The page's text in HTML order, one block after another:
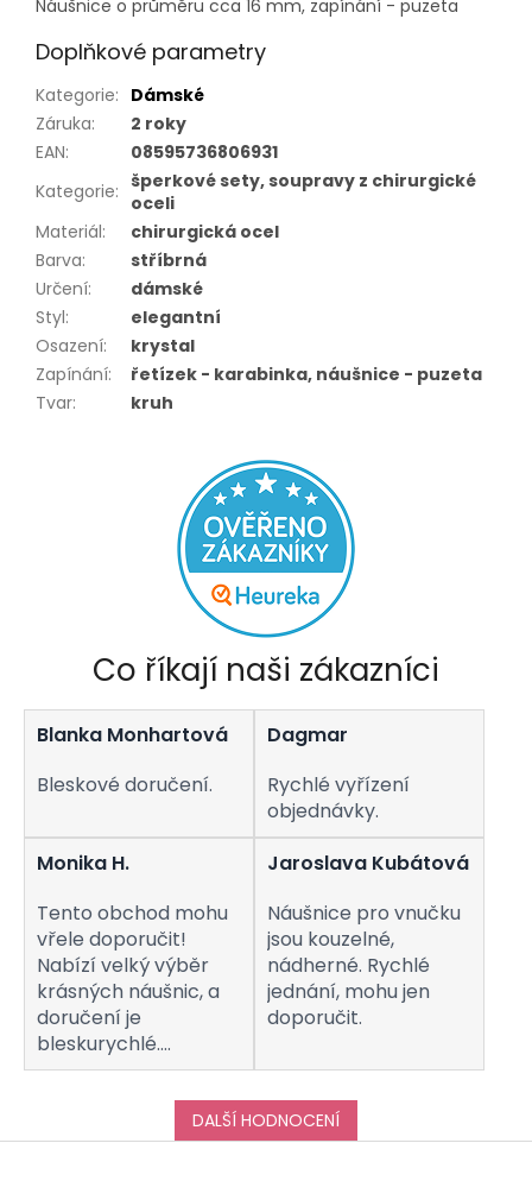
Náušnice o průměru cca 16 mm, zapínání - puzeta
Doplňkové parametry
Kategorie: Dámské
Záruka:
2 roky
EAN:
08595736806931
Kategorie: šperkové sety, soupravy z chirurgické
oceli
Materiál:
chirurgická ocel
Barva:
stříbrná
Určení:
dámské
Styl:
elegantní
Osazení:
krystal
Zapínání:
řetízek - karabinka, náušnice - puzeta
Tvar: kruh
Co říkají naši zákazníci
Blanka Monhartová
Bleskové doručení.
Dagmar
Rychlé vyřízení
objednávky.
Monika H.
Tento obchod mohu
vřele doporučit!
Nabízí velký výběr
krásných náušnic, a
doručení je
bleskurychlé.
Komunikaci s
obchodem hodnotím
taktéž na jedničku!
Děkuji za vše, a určitě
Jaroslava Kubátová
Náušnice pro vnučku
jsou kouzelné,
nádherné. Rychlé
jednání, mohu jen
doporučit.
DALŠÍ HODNOCENÍ
Z